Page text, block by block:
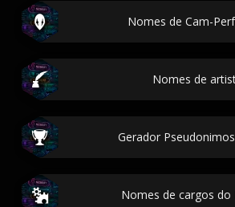
Nomes de Cam-
Nomes de
Gerador
Nomes de cargos do